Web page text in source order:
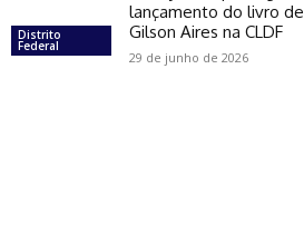
Distrito
Federal
lançamento do livro de
Gilson Aires na CLDF
29 de junho de 2026